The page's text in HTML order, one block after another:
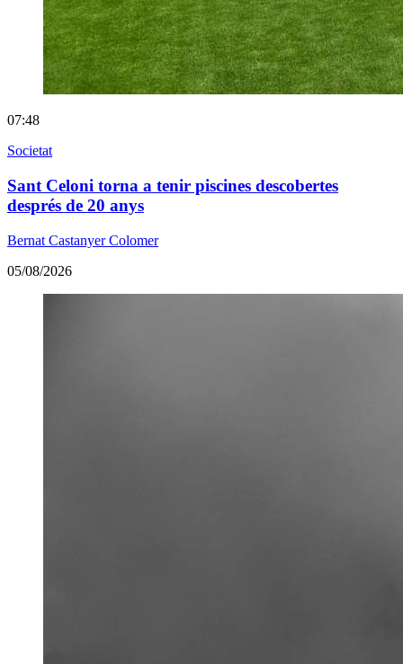
07:48
Societat
Sant Celoni torna a tenir piscines descobertes
després de 20 anys
Bernat Castanyer Colomer
05/08/2026